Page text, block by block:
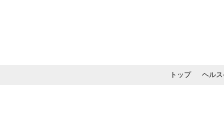
トップ ヘル